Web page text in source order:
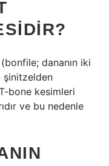
dananın iki
şinitzelden
bone kesimleri
ve bu nedenle